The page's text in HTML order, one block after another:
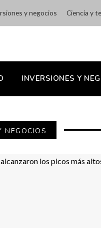
y negocios Ciencia y
INVERSIONES Y
NEGOCIOS